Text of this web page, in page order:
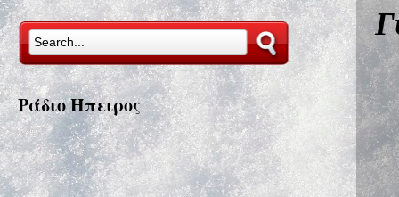
Ράδιο Ήπειρος